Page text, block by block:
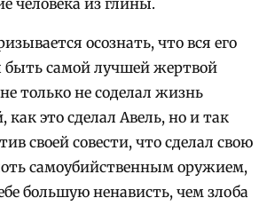
осознать, что вся его
самой лучшей жертвой
только не соделал жизнь
как это сделал Авель, но и так
своей совести, что сделал свою
самоубийственным оружием,
большую ненависть, чем злоба